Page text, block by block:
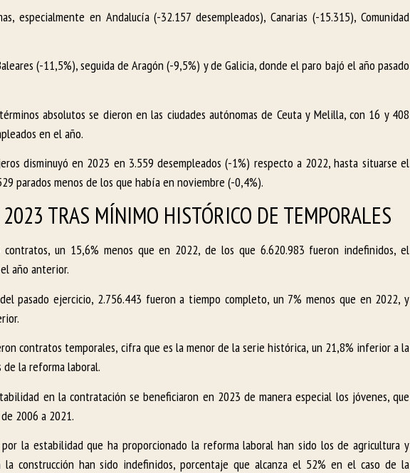
especialmente en Andalucía (-32.157 desempleados), Canarias (-15.315), Comunidad
(-11,5%), seguida de Aragón (-9,5%) y de Galicia, donde el paro bajó el año pasado
absolutos se dieron en las ciudades autónomas de Ceuta y Melilla, con 16 y 408
en el año.
disminuyó en 2023 en 3.559 desempleados (-1%) respecto a 2022, hasta situarse el
parados menos de los que había en noviembre (-0,4%).
TRAS MÍNIMO HISTÓRICO DE TEMPORALES
un 15,6% menos que en 2022, de los que 6.620.983 fueron indefinidos, el
año anterior.
pasado ejercicio, 2.756.443 fueron a tiempo completo, un 7% menos que en 2022, y
contratos temporales, cifra que es la menor de la serie histórica, un 21,8% inferior a la
la reforma laboral.
en la contratación se beneficiaron en 2023 de manera especial los jóvenes, que
2006 a 2021.
la estabilidad que ha proporcionado la reforma laboral han sido los de agricultura y
construcción han sido indefinidos, porcentaje que alcanza el 52% en el caso de la